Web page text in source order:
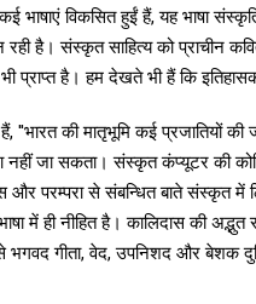
भाषाएं विकसित हुईं हैं, यह भाषा
रही है। संस्कृत साहित्य को प्राचीन
भी प्राप्त है। हम देखते भी हैं कि
''भारत की मातृभूमि कई प्रजातियों
नहीं जा सकता। संस्कृत कंप्यूटर की
और परम्परा से संबन्धित बाते संस्कृत
में ही नीहित है। कालिदास की
गीता, वेद, उपनिशद और बेशक